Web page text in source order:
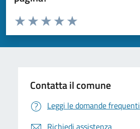
Domanda
Valuta da 1 a 5 stelle la pagina
Valuta 5 stelle su 5
Valuta 4 stelle su 5
Valuta 3 stelle su 5
Valuta 2 stelle su 5
Valuta 1 stelle su 5
Contatta il comune
Leggi le domande frequenti
Richiedi assistenza